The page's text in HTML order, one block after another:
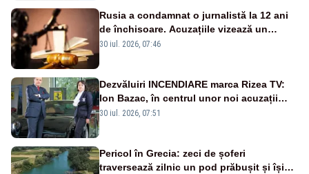
Rusia a condamnat o jurnalistă la 12 ani
de închisoare. Acuzațiile vizează un
presupus transfer de bani către Ucraina
30 iul. 2026, 07:46
Dezvăluiri INCENDIARE marca Rizea TV:
Ion Bazac, în centrul unor noi acuzații
publice
30 iul. 2026, 07:51
Pericol în Grecia: zeci de șoferi
traversează zilnic un pod prăbușit și își